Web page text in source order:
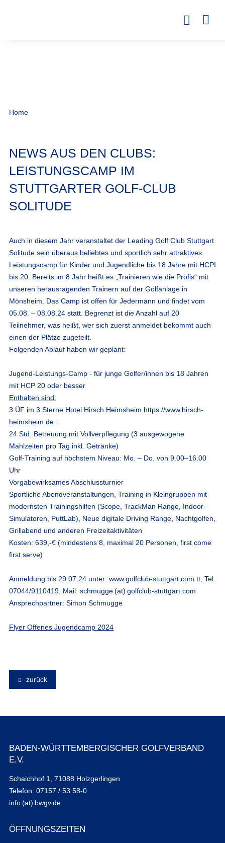
Home
NEWS AUS DEN CLUBS:
LEISTUNGSCAMP IM
STUTTGARTER GOLF-CLUB
SOLITUDE
Auch in diesem Jahr veranstaltet der Leading Golf Club Stuttgart
Solitude sein überaus beliebtes und sportlich sehr attraktives
Leistungscamp für Kinder und Jugendliche bis 18 Jahre mit HCPI
bis 20. Bereits im 8 Jahr heißt es „Trainieren wie die Profis“ mit
unseren herausragenden Trainern auf der Golfanlage in
Mönsheim. Das Camp ist offen für Jedermann und findet vom
05.08. – 08.08.24 statt. Begrenzt ist die Anzahl auf 20
Teilnehmer, was heißt, wer sich zuerst anmeldet bekommt auch
einen der Plätze zugeteilt.
Folgenden Ablauf haben wir geplant:
Jugend-Leistungs-Camp - für junge Golfer/innen bis 18 Jahren
mit HCP 20 oder besser
Enthalten sind:
3 ÜF im 3 Sterne Hotel Hirsch Heimsheim https://www.hirsch-
heimsheim.de
24 Std. Betreuung mit Vollverpflegung (3 ausgewogene
Mahlzeiten pro Tag inkl. Getränke)
Golf-Training auf höchstem Niveau: Mo. – Do. von 9.00–16.00
Uhr
Vorgabewirksames Abschlussturnier
Sportliche Abendveranstaltungen, Training in Kleingruppen mit
modernsten Trainingshilfen (Scope, TrackMan Range, Indoor-
Simulatoren, PuttLab), Neue digitale Driving Range, Nachtgolfen,
Grillabend und anderen Freizeitaktivitäten
Kosten: 639,-€ (mindestens 8, maximal 20 Personen, first come
first serve)
Anmeldung bis 29.07.24unter: www.golfclub-stuttgart.com
, Tel.
07044/9110419, Mail: schmugge (at) golfclub-stuttgart.com
Ansprechpartner: Simon Schmugge
Flyer Offenes Jugendcamp 2024
zurück
BADEN-WÜRTTEMBERGISCHER GOLFVERBAND
E.V.
Schaichhof 1, 71088 Holzgerlingen
Telefon: 07157 / 53 58-0
info (at) bwgv.de
ÖFFNUNGSZEITEN